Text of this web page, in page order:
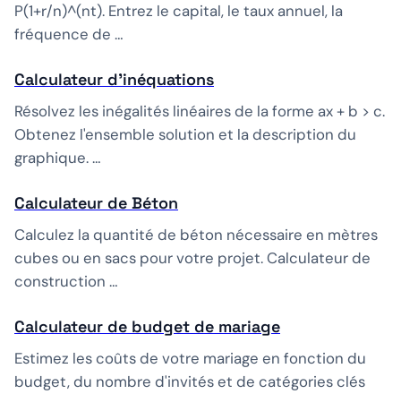
P(1+r/n)^(nt). Entrez le capital, le taux annuel, la
fréquence de …
Calculateur d’inéquations
Résolvez les inégalités linéaires de la forme ax + b > c.
Obtenez l'ensemble solution et la description du
graphique. …
Calculateur de Béton
Calculez la quantité de béton nécessaire en mètres
cubes ou en sacs pour votre projet. Calculateur de
construction …
Calculateur de budget de mariage
Estimez les coûts de votre mariage en fonction du
budget, du nombre d'invités et de catégories clés